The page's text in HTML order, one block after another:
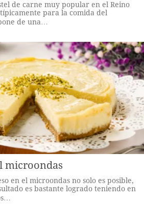
de carne muy popular en el Reino
para la comida del
de una…
microondas
en el microondas no solo es posible,
es bastante logrado teniendo en